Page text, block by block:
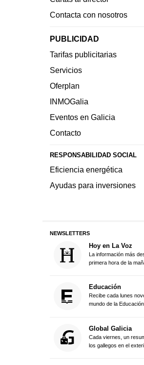
Contacta con nosotros
PUBLICIDAD
Tarifas publicitarias
Servicios
Oferplan
INMOGalia
Eventos en Galicia
Contacto
RESPONSABILIDAD SOCIAL
Eficiencia energética
Ayudas para inversiones
NEWSLETTERS
Hoy en La Voz
La información más
primera hora de la
Educación
Recibe cada lunes
mundo de la Educación
Global Galicia
Cada viernes, un
los gallegos en el